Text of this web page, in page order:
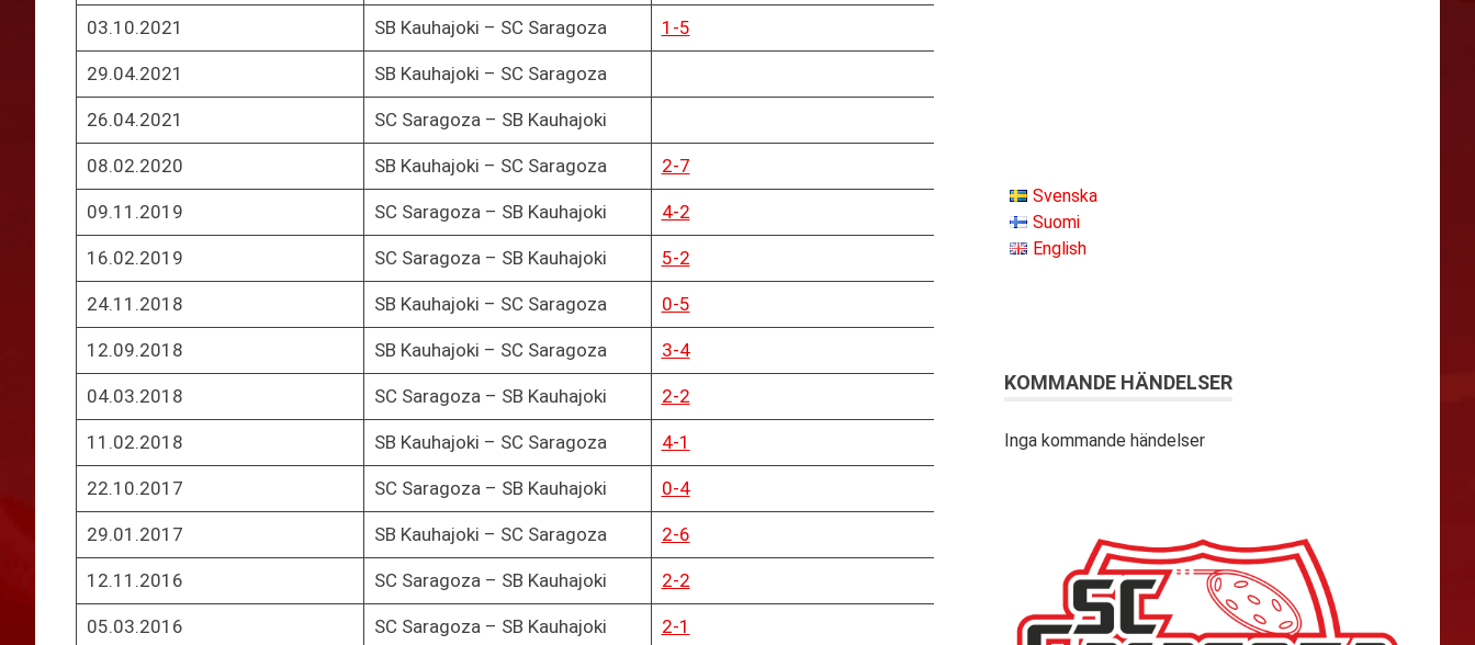
03.10.2021 SB Kauhajoki – SC Saragoza 1-5
29.04.2021 SB Kauhajoki – SC Saragoza
26.04.2021 SC Saragoza – SB Kauhajoki
08.02.2020 SB Kauhajoki – SC Saragoza 2-7
09.11.2019 SC Saragoza – SB Kauhajoki 4-2
16.02.2019 SC Saragoza – SB Kauhajoki 5-2
24.11.2018 SB Kauhajoki – SC Saragoza 0-5
12.09.2018 SB Kauhajoki – SC Saragoza 3-4
04.03.2018 SC Saragoza – SB Kauhajoki 2-2
11.02.2018 SB Kauhajoki – SC Saragoza 4-1
22.10.2017 SC Saragoza – SB Kauhajoki 0-4
29.01.2017 SB Kauhajoki – SC Saragoza 2-6
12.11.2016 SC Saragoza – SB Kauhajoki 2-2
05.03.2016 SC Saragoza – SB Kauhajoki 2-1
Svenska
Suomi
English
KOMMANDE HÄNDELSER
Inga kommande händelser